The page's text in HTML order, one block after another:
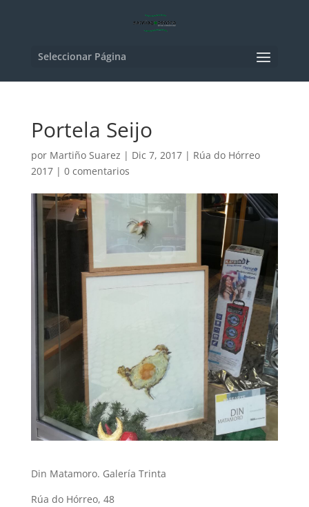
Seleccionar Página
Portela Seijo
por Martiño Suarez | Dic 7, 2017| Rúa do Hórreo
2017| 0 comentarios
Din Matamoro. Galería Trinta
Rúa do Hórreo, 48